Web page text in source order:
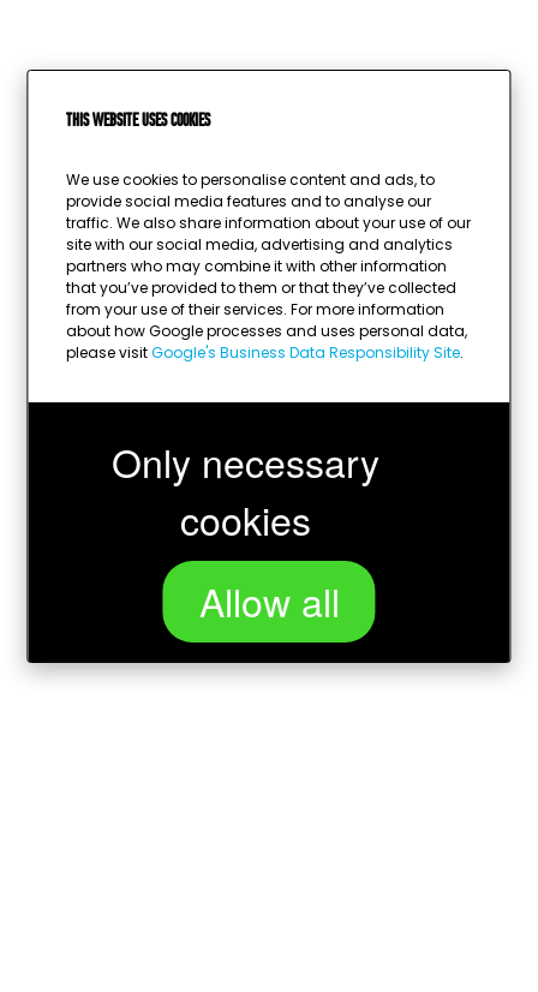
This website uses cookies
We use cookies to personalise content and ads, to
provide social media features and to analyse our
traffic. We also share information about your use of our
site with our social media, advertising and analytics
partners who may combine it with other information
that you’ve provided to them or that they’ve collected
from your use of their services. For more information
about how Google processes and uses personal data,
please visitGoogle's Business Data Responsibility Site.
Only necessary
cookies
Allow all
Wird geladen …